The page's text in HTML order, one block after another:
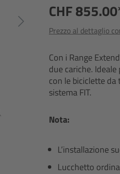
CHF
Prezzo al dettaglio
Con i Range
due cariche.
con le biciclette
sistema FIT.
Nota:
L’installazione
Lucchetto